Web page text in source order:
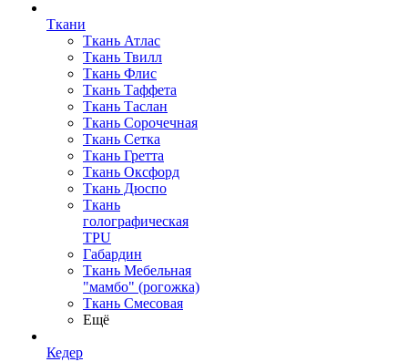
Ткани
Ткань Атлас
Ткань Твилл
Ткань Флис
Ткань Таффета
Ткань Таслан
Ткань Сорочечная
Ткань Сетка
Ткань Гретта
Ткань Оксфорд
Ткань Дюспо
Ткань
голографическая
TPU
Габардин
Ткань Мебельная
"мамбо" (рогожка)
Ткань Смесовая
Ещё
Кедер